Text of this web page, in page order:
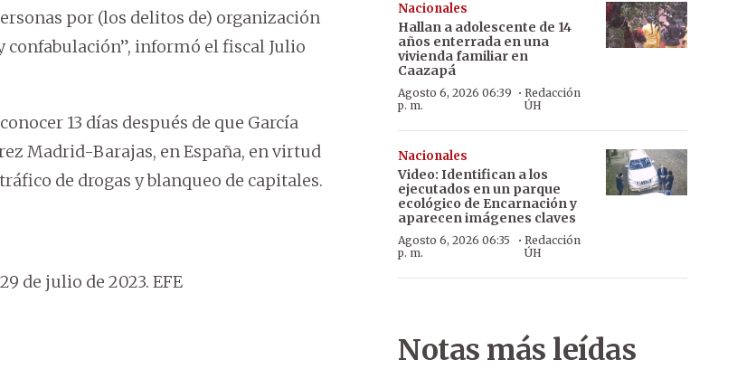
por (los delitos de) organización
confabulación”, informó el fiscal Julio
13 días después de que García
Madrid-Barajas, en España, en virtud
de drogas y blanqueo de capitales.
de julio de 2023. EFE
Nacionales
Hallan a adolescente de 14
años enterrada en una
vivienda familiar en
Caazapá
Agosto 6, 2026 06:39
p. m.
·Redacción
ÚH
Nacionales
Video: Identifican a los
ejecutados en un parque
ecológico de Encarnación y
aparecen imágenes claves
Agosto 6, 2026 06:35
p. m.
· Redacción
ÚH
Notas más leídas